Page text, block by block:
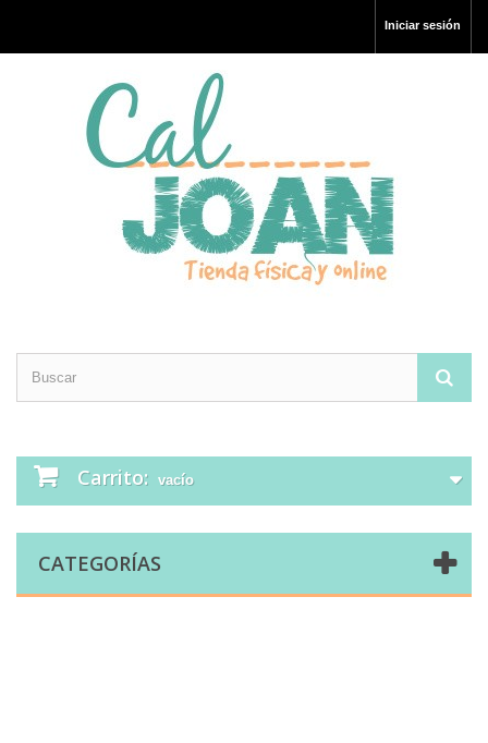
Iniciar sesión
Carrito: vacío
CATEGORÍAS